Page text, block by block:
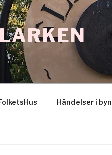
Händelser i byn